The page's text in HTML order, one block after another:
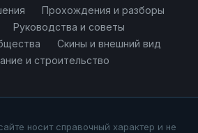
Прохождения и разборы
Руководства и советы
Скины и внешний вид
и строительство
носит справочный характер и не